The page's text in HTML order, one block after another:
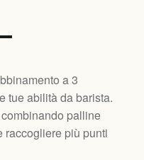
a 3
tue abilità da barista.
palline
raccogliere più punti